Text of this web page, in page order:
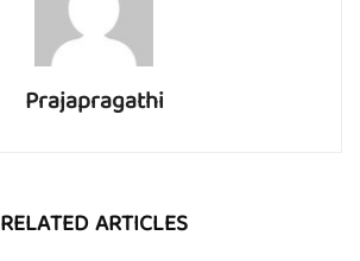
Prajapragathi
RELATED ARTICLES